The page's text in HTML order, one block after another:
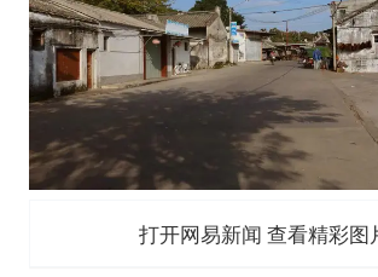
打开网易新闻 查看精彩图